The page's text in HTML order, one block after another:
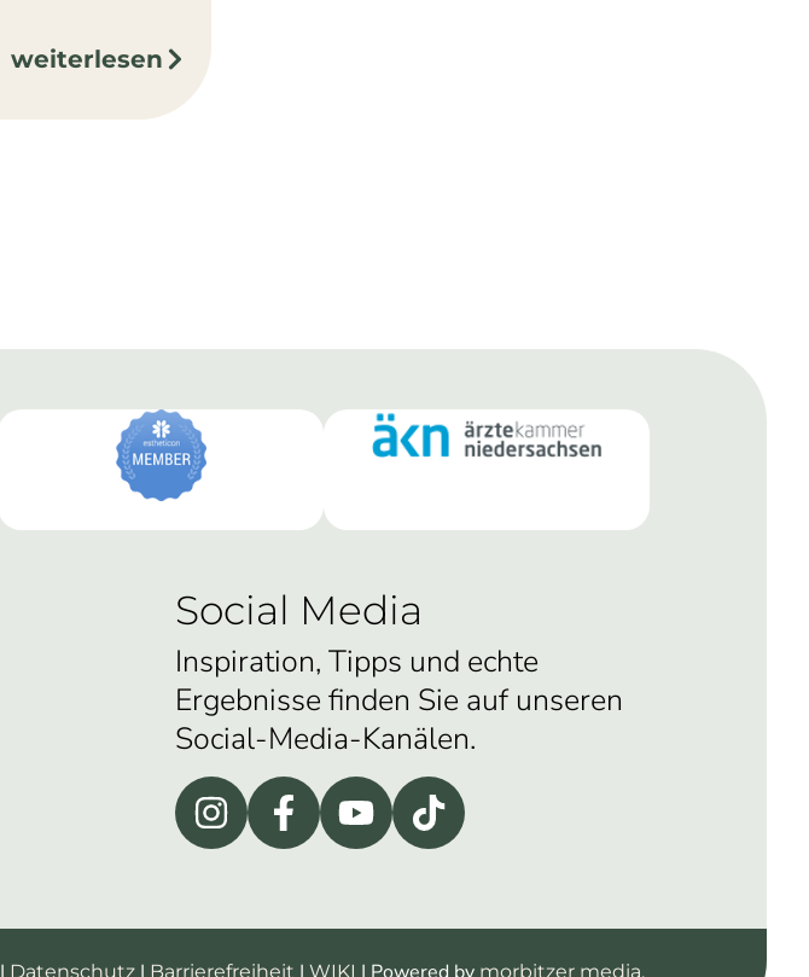
weiterlesen
Social Media
Inspiration, Tipps und echte
Ergebnisse finden Sie auf unseren
Social-Media-Kanälen.
Datenschutz Barrierefreiheit WIKI morbitzer media.